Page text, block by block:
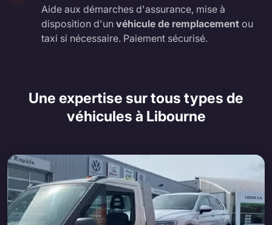
Aide aux démarches d'assurance, mise à
disposition d'un véhicule de remplacement ou
taxi si nécessaire. Paiement sécurisé.
Une expertise sur tous types de
véhicules à Libourne